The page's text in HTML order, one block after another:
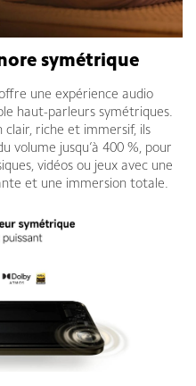
symétrique
une expérience audio
haut-parleurs symétriques.
clair, riche et immersif, ils
volume jusqu’à 400 %, pour
vidéos ou jeux avec une
et une immersion totale.